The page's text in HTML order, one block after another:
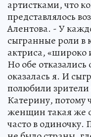
артистками, что
представлялось
Алентова. - У
сыгранные роли в
актриса, «широко
Но обе
оказалась я. И
полюбили
Катерину, потому
женщин такая же
часто в